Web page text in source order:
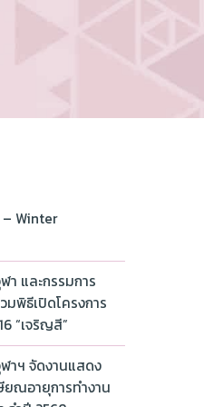
– Winter
า และกรรมการ
มพิธีเปิดโครงการ
“เจริญสี”
าฯ จัดงานแสดง
ยณอายุการทำงาน